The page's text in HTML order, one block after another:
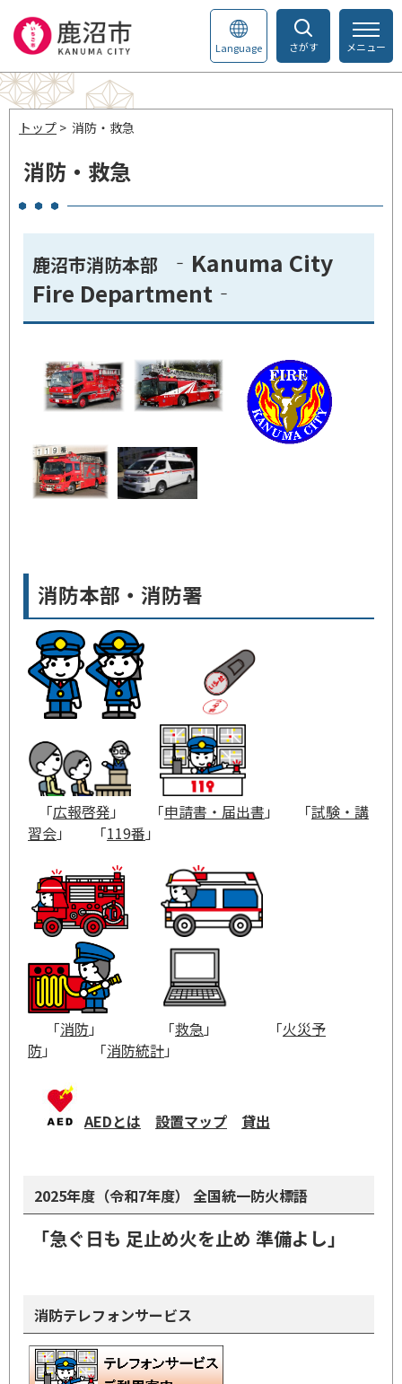
さがす
Language メニュー
トップ > 消防・救急
消防・救急
鹿沼市消防本部 ‐ Kanuma City
Fire Department‐
消防本部・消防署
「広報啓発 」 「申請書・届出書 」 「試験・講
習会」 「119番 」
「消防」 「救急」 「火災予
防」 「消防統計」
AEDとは 設置マップ 貸出
2025年度（令和7年度） 全国統一防火標語
「急ぐ日も 足止め火を止め 準備よし」
消防テレフォンサービス